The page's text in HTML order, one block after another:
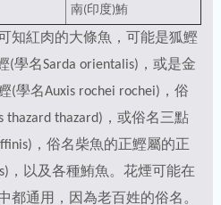
南(印度)鮪
知紅肉的大條魚，可能是狐鰹
學名Sarda orientalis)，或是金
(學名Auxis rochei rochei)，俗
thazard)，或俗名三點
，俗名柴魚的正鰹屬的正
，以及各種鮪魚。花煙可能在
都通用，因為老百姓的俗名。